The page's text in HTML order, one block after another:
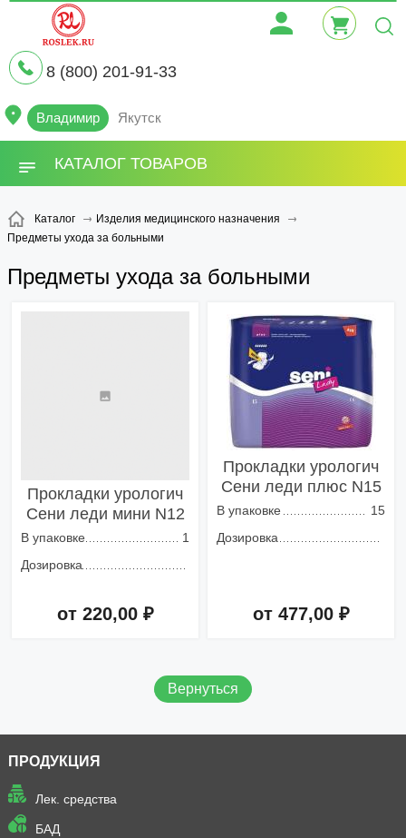
8 (800) 201-91-33
Владимир Якутск
КАТАЛОГ ТОВАРОВ
Каталог
Изделия медицинского назначения
Предметы ухода за больными
Предметы ухода за больными
Прокладки урологич
Сени леди мини N12
В упаковке
1
Дозировка
от 220,00 ₽
Прокладки урологич
Сени леди плюс N15
В упаковке
15
Дозировка
от 477,00 ₽
Вернуться
ПРОДУКЦИЯ
Лек. средства
БАД